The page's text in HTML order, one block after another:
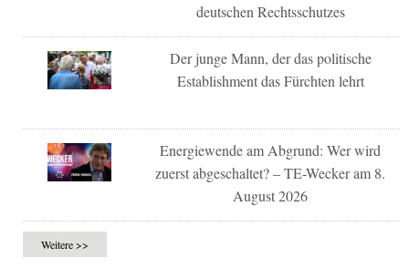
deutschen Rechtsschutzes
Der junge Mann, der das politische
Establishment das Fürchten lehrt
Energiewende am Abgrund: Wer wird
zuerst abgeschaltet? – TE-Wecker am 8.
August 2026
Weitere >>